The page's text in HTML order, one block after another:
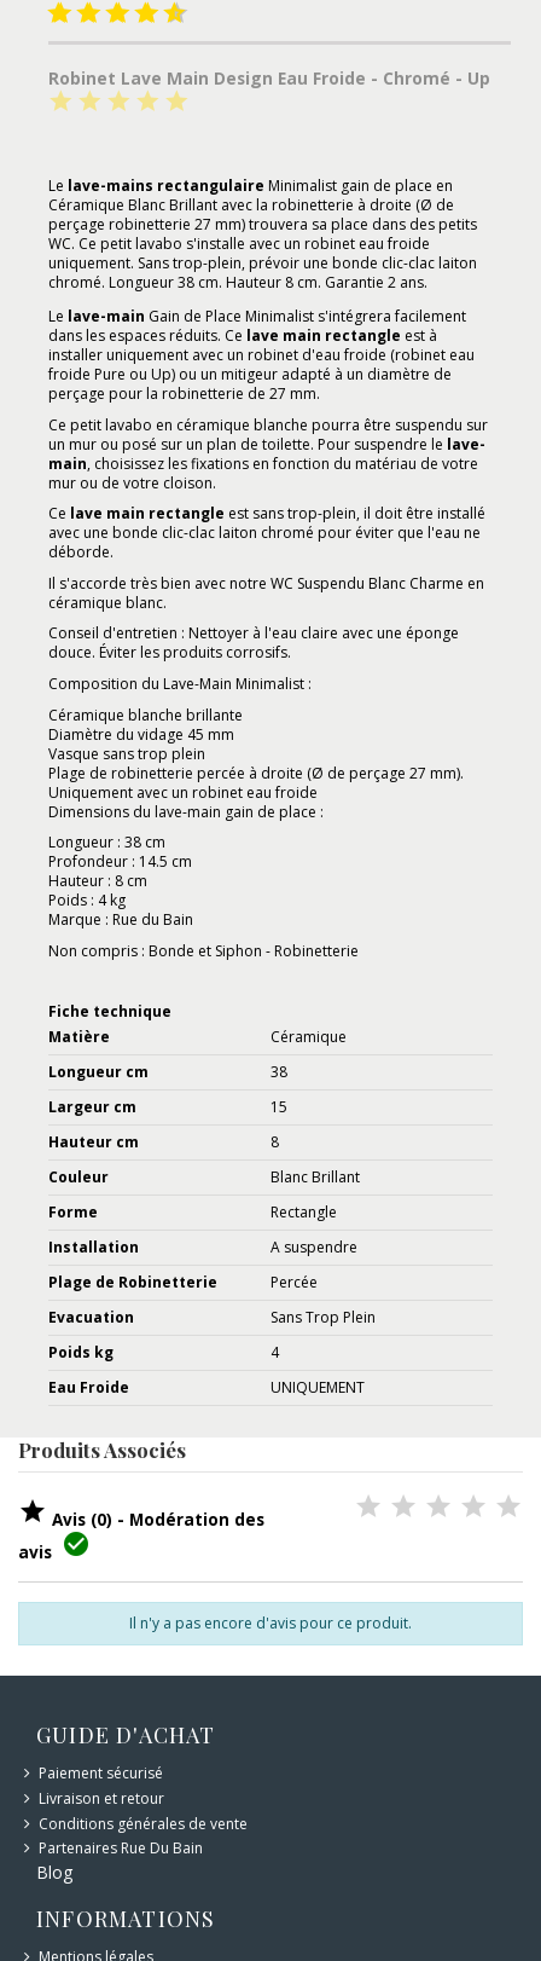
Robinet Lave Main Design Eau Froide - Chromé - Up
Le lave-mains rectangulaire Minimalist gain de place en
Céramique Blanc Brillant avec la robinetterie à droite (Ø de
perçage robinetterie 27 mm) trouvera sa place dans des petits
WC. Ce petit lavabo s'installe avec un robinet eau froide
uniquement. Sans trop-plein, prévoir une bonde clic-clac laiton
chromé. Longueur 38 cm. Hauteur 8 cm. Garantie 2 ans.
Le lave-main Gain de Place Minimalist s'intégrera facilement
dans les espaces réduits. Ce lave main rectangle est à
installer uniquement avec un robinet d'eau froide (robinet eau
froide Pure ou Up) ou un mitigeur adapté à un diamètre de
perçage pour la robinetterie de 27 mm.
Ce petit lavabo en céramique blanche pourra être suspendu sur
un mur ou posé sur un plan de toilette. Pour suspendre le lave-
main, choisissez les fixations en fonction du matériau de votre
mur ou de votre cloison.
Ce lave main rectangle est sans trop-plein, il doit être installé
avec une bonde clic-clac laiton chromé pour éviter que l'eau ne
déborde.
Il s'accorde très bien avec notre WC Suspendu Blanc Charme en
céramique blanc.
Conseil d'entretien : Nettoyer à l'eau claire avec une éponge
douce. Éviter les produits corrosifs.
Composition du Lave-Main Minimalist :
Céramique blanche brillante
Diamètre du vidage 45 mm
Vasque sans trop plein
Plage de robinetterie percée à droite (Ø de perçage 27 mm).
Uniquement avec un robinet eau froide
Dimensions du lave-main gain de place :
Longueur : 38 cm
Profondeur : 14.5 cm
Hauteur : 8 cm
Poids : 4 kg
Marque : Rue du Bain
Non compris : Bonde et Siphon - Robinetterie
Fiche technique
Matière
Céramique
Longueur cm
38
Largeur cm
15
Hauteur cm
8
Couleur
Blanc Brillant
Forme
Rectangle
Installation
A suspendre
Plage de Robinetterie
Percée
Evacuation
Sans Trop Plein
Poids kg
4
Eau Froide
UNIQUEMENT
Produits Associés
 Avis (0) - Modération des
avis 
Il n'y a pas encore d'avis pour ce produit.
GUIDE D'ACHAT
Paiement sécurisé
Livraison et retour
Conditions générales de vente
Partenaires Rue Du Bain
Blog
INFORMATIONS